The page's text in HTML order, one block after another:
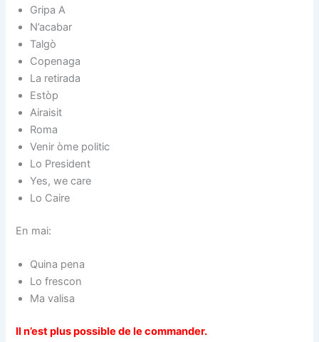
Gripa A
N’acabar
Talgò
Copenaga
La retirada
Estòp
Airaisit
Roma
Venir òme politic
Lo President
Yes, we care
Lo Caire
En mai:
Quina pena
Lo frescon
Ma valisa
Il n’est plus possible de le commander.